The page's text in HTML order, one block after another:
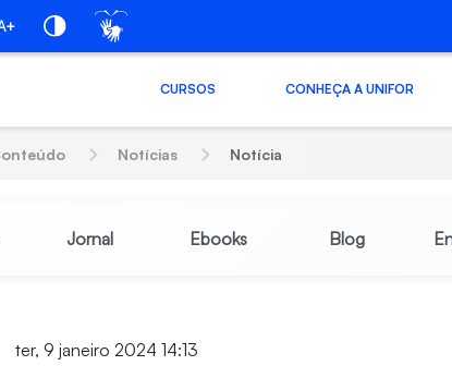
CURSOS CONHEÇA A UNIFOR
Notícias Notícia
Jornal Ebooks Blog
ter, 9 janeiro 2024 14:13